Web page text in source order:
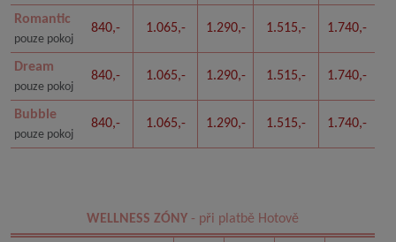
Romantic
pouze pokoj
840,- 1.065,- 1.290,- 1.515,- 1.740,-
Dream
pouze pokoj
840,- 1.065,- 1.290,- 1.515,- 1.740,-
Bubble
pouze pokoj
840,- 1.065,- 1.290,- 1.515,- 1.740,-
WELLNESS ZÓNY - při platbě Hotově